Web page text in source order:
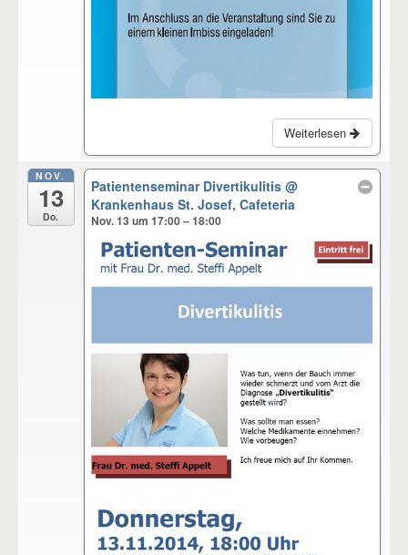
Weiterlesen
NOV.
13
Do.
Patientenseminar Divertikulitis@
Krankenhaus St. Josef, Cafeteria
Nov. 13 um 17:00 – 18:00